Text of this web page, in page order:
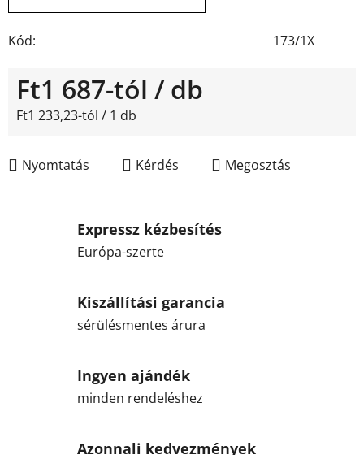
Kód: 173/1X
Ft1 687-tól / db
Egységár:
Ft1 233,23-tól / 1 db
Nyomtatás Kérdés Megosztás
Expressz kézbesítés
Európa-szerte
Kiszállítási garancia
sérülésmentes árura
Ingyen ajándék
minden rendeléshez
Azonnali kedvezmények